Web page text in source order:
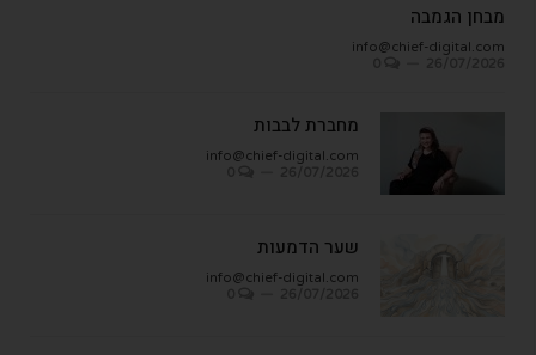
מבחן הגמבה
info@chief-digital.com
מחברת לבבות
info@chief-digital.com
שער הדמעות
info@chief-digital.com